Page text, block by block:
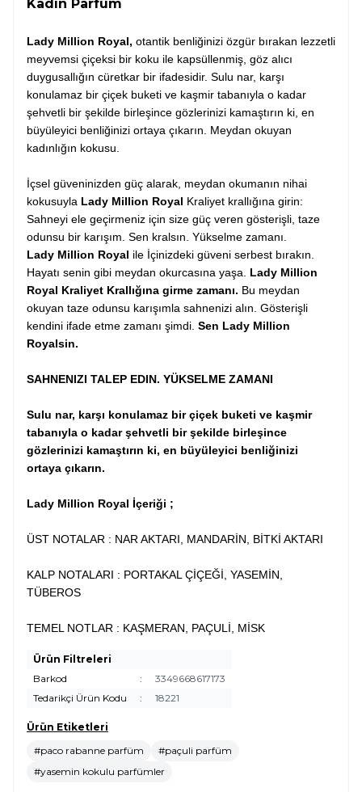
Kadın Parfüm
Lady Million Royal, otantik benliğinizi özgür bırakan lezzetli
meyvemsi çiçeksi bir koku ile kapsüllenmiş, göz alıcı
duygusallığın cüretkar bir ifadesidir. Sulu nar, karşı
konulamaz bir çiçek buketi ve kaşmir tabanıyla o kadar
şehvetli bir şekilde birleşince gözlerinizi kamaştırın ki, en
büyüleyici benliğinizi ortaya çıkarın. Meydan okuyan
kadınlığın kokusu.
İçsel güveninizden güç alarak, meydan okumanın nihai
kokusuyla Lady Million Royal Kraliyet krallığına girin:
Sahneyi ele geçirmeniz için size güç veren gösterişli, taze
odunsu bir karışım. Sen kralsın. Yükselme zamanı.
Lady Million Royal ile İçinizdeki güveni serbest bırakın.
Hayatı senin gibi meydan okurcasına yaşa. Lady Million
Royal Kraliyet Krallığına girme zamanı. Bu meydan
okuyan taze odunsu karışımla sahnenizi alın. Gösterişli
kendini ifade etme zamanı şimdi. Sen Lady Million
Royalsin.
SAHNENIZI TALEP EDIN. YÜKSELME ZAMANI
Sulu nar, karşı konulamaz bir çiçek buketi ve kaşmir
tabanıyla o kadar şehvetli bir şekilde birleşince
gözlerinizi kamaştırın ki, en büyüleyici benliğinizi
ortaya çıkarın.
Lady Million Royal İçeriği ;
ÜST NOTALAR : NAR AKTARI, MANDARİN, BİTKİ AKTARI
KALP NOTALARI : PORTAKAL ÇİÇEĞİ, YASEMİN,
TÜBEROS
TEMEL NOTLAR : KAŞMERAN, PAÇULİ, MİSK
Ürün Filtreleri
Barkod
:
3349668617173
Tedarikçi Ürün Kodu
: 18221
Ürün Etiketleri
#paco rabanne parfüm
#paçuli parfüm
#yasemin kokulu parfümler